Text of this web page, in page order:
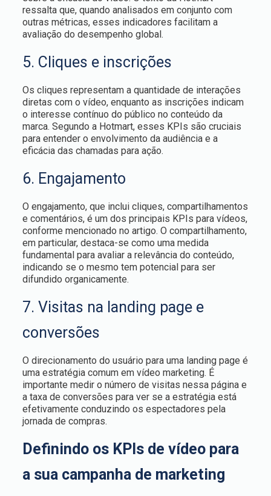
ressalta que, quando analisados em conjunto com
outras métricas, esses indicadores facilitam a
avaliação do desempenho global.
5. Cliques e inscrições
Os cliques representam a quantidade de interações
diretas com o vídeo, enquanto as inscrições indicam
o interesse contínuo do público no conteúdo da
marca. Segundo a Hotmart, esses KPIs são cruciais
para entender o envolvimento da audiência e a
eficácia das chamadas para ação.
6. Engajamento
O engajamento, que inclui cliques, compartilhamentos
e comentários, é um dos principais KPIs para vídeos,
conforme mencionado no artigo. O compartilhamento,
em particular, destaca-se como uma medida
fundamental para avaliar a relevância do conteúdo,
indicando se o mesmo tem potencial para ser
difundido organicamente.
7. Visitas na landing page e
conversões
O direcionamento do usuário para uma landing page é
uma estratégia comum em vídeo marketing. É
importante medir o número de visitas nessa página e
a taxa de conversões para ver se a estratégia está
efetivamente conduzindo os espectadores pela
jornada de compras.
Definindo os KPIs de vídeo para
a sua campanha de marketing